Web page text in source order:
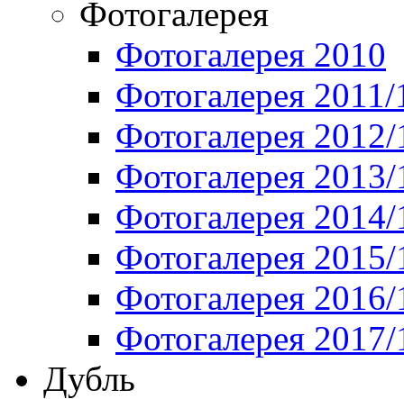
Фотогалерея
Фотогалерея 2010
Фотогалерея 2011/
Фотогалерея
Фотогалерея
Фотогалерея
Фотогалерея
Фотогалерея
Фотогалерея
Дубль